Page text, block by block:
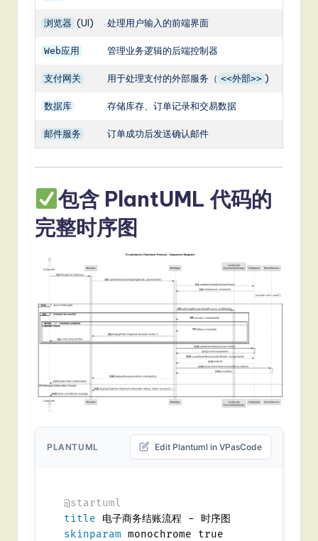
浏览器 (UI) 处理用户输入的前端界面
Web应用 管理业务逻辑的后端控制器
支付网关 用于处理支付的外部服务（ <<外部>> )
数据库 存储库存、订单记录和交易数据
邮件服务 订单成功后发送确认邮件
包含 PlantUML 代码的
完整时序图
PLANTUML Edit Plantuml in VPasCode
@startuml
title
skinparam